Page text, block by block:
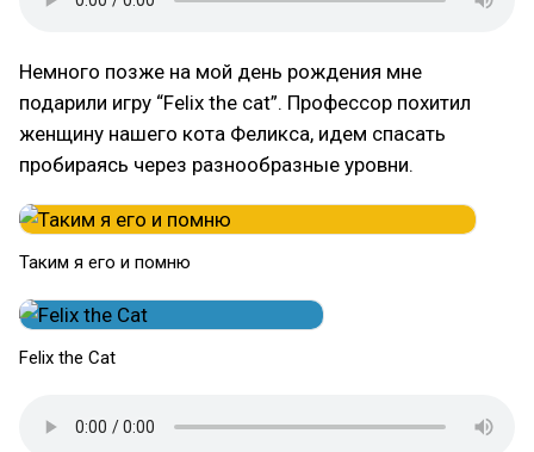
Немного позже на мой день рождения мне
подарили игру “Felix the cat”. Профессор похитил
женщину нашего кота Феликса, идем спасать
пробираясь через разнообразные уровни.
Таким я его и помню
Felix the Cat